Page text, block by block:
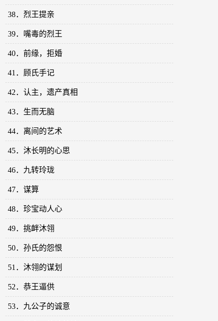
38．烈王提亲
39．嘴毒的烈王
40．前缘，拒婚
41．顾氏手记
42．认主，遗产真相
43．生而无脑
44．离间的艺术
45．沐长明的心思
46．九转玲珑
47．谋算
48．珍宝动人心
49．挑衅沐翎
50．孙氏的怨恨
51．沐翎的谋划
52．恭王逼供
53．九公子的诚意